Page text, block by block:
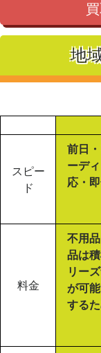
地
スピー
ド
前日
ーデ
応・
料金
不用
品は
リー
が可
する